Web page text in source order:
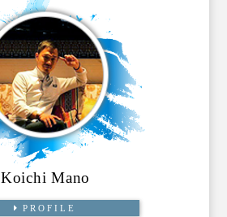
Koichi Mano
PROFILE